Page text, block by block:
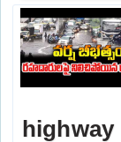
highway